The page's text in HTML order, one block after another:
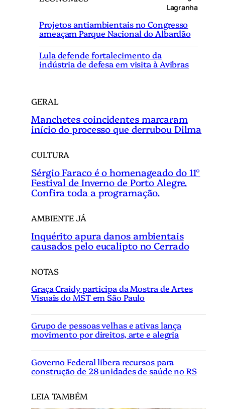
Lagranha
Projetos antiambientais no Congresso
ameaçam Parque Nacional do Albardão
Lula defende fortalecimento da
indústria de defesa em visita à Avibras
GERAL
Manchetes coincidentes marcaram
início do processo que derrubou Dilma
CULTURA
Sérgio Faraco é o homenageado do 11°
Festival de Inverno de Porto Alegre.
Confira toda a programação.
AMBIENTE JÁ
Inquérito apura danos ambientais
causados pelo eucalipto no Cerrado
NOTAS
Graça Craidy participa da Mostra de Artes
Visuais do MST em São Paulo
Grupo de pessoas velhas e ativas lança
movimento por direitos, arte e alegria
Governo Federal libera recursos para
construção de 28 unidades de saúde no RS
LEIA TAMBÉM